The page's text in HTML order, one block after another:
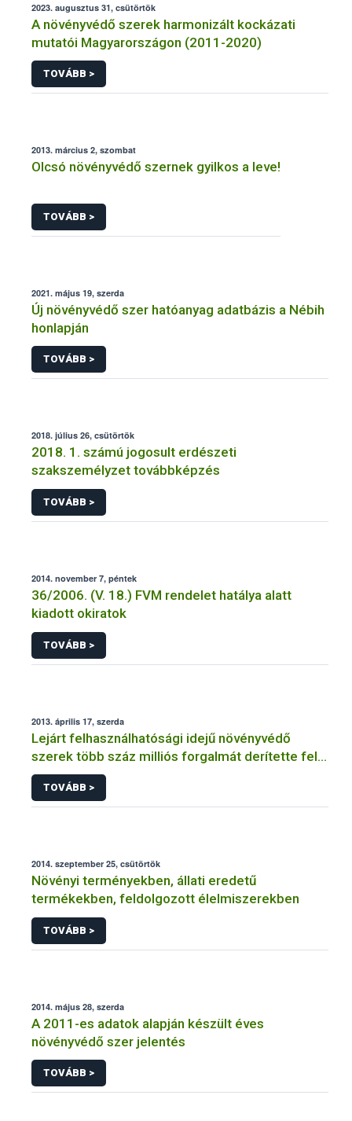
2023. augusztus 31, csütörtök
A növényvédő szerek harmonizált kockázati
mutatói Magyarországon (2011-2020)
TOVÁBB >
2013. március 2, szombat
Olcsó növényvédő szernek gyilkos a leve!
TOVÁBB >
2021. május 19, szerda
Új növényvédő szer hatóanyag adatbázis a Nébih
honlapján
TOVÁBB >
2018. július 26, csütörtök
2018. 1. számú jogosult erdészeti
szakszemélyzet továbbképzés
TOVÁBB >
2014. november 7, péntek
36/2006. (V. 18.) FVM rendelet hatálya alatt
kiadott okiratok
TOVÁBB >
2013. április 17, szerda
Lejárt felhasználhatósági idejű növényvédő
szerek több száz milliós forgalmát derítette fel a
NÉBIH
TOVÁBB >
2014. szeptember 25, csütörtök
Növényi terményekben, állati eredetű
termékekben, feldolgozott élelmiszerekben
TOVÁBB >
2014. május 28, szerda
A 2011-es adatok alapján készült éves
növényvédő szer jelentés
TOVÁBB >